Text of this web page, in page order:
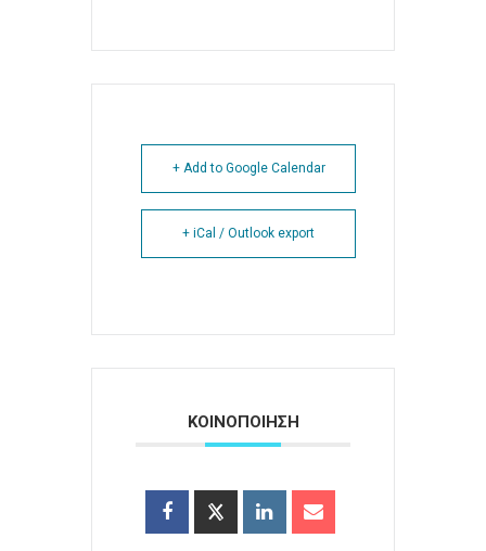
+ Add to Google Calendar
+ iCal / Outlook export
ΚΟΙΝΟΠΟΙΗΣΗ